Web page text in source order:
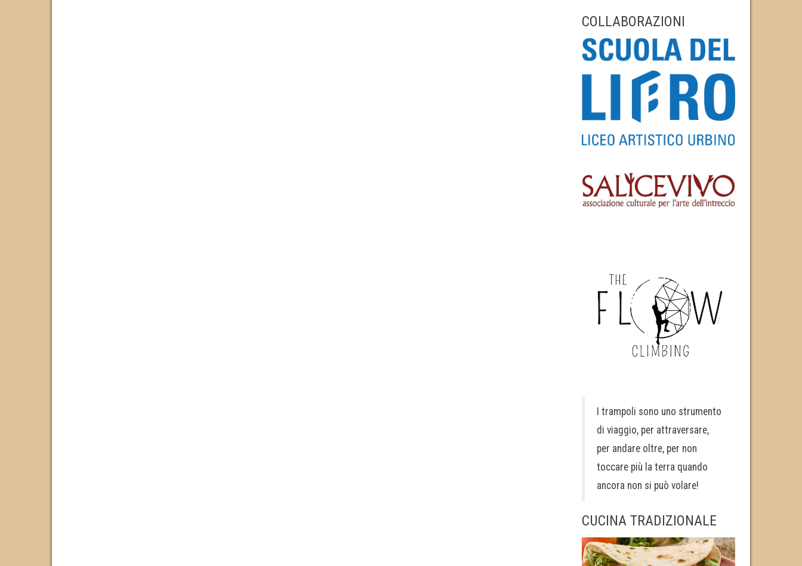
COLLABORAZIONI
I trampoli sono uno strumento
di viaggio, per attraversare,
per andare oltre, per non
toccare più la terra quando
ancora non si può volare!
CUCINA TRADIZIONALE